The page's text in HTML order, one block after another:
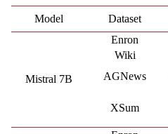
Model Dataset
Mistral 7B
Enron
Wiki
AGNews
XSum